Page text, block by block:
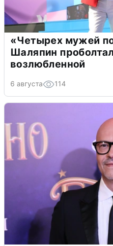
«Четырех мужей
Шаляпин
возлюбленной
6 августа 114